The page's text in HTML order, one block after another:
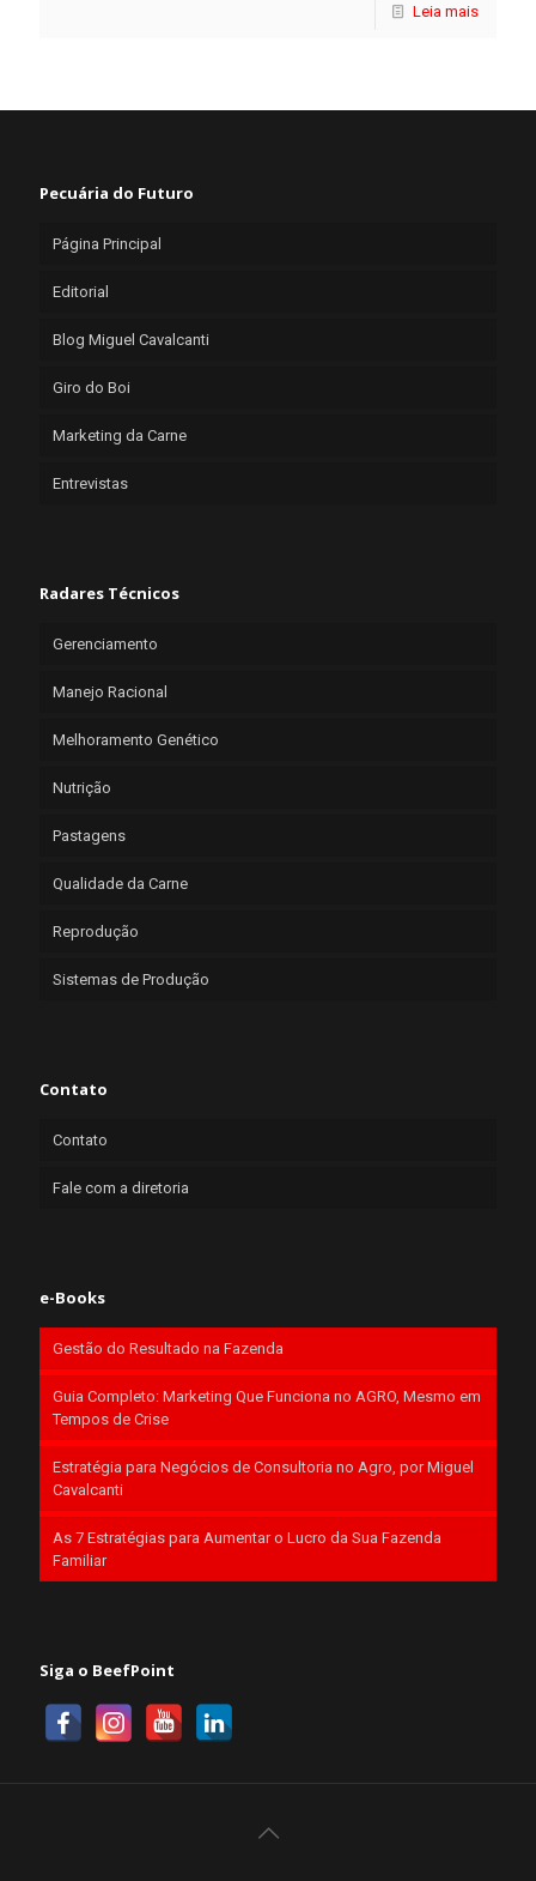
Leia mais
Pecuária do Futuro
Página Principal
Editorial
Blog Miguel Cavalcanti
Giro do Boi
Marketing da Carne
Entrevistas
Radares Técnicos
Gerenciamento
Manejo Racional
Melhoramento Genético
Nutrição
Pastagens
Qualidade da Carne
Reprodução
Sistemas de Produção
Contato
Contato
Fale com a diretoria
e-Books
Gestão do Resultado na Fazenda
Guia Completo: Marketing Que Funciona no AGRO, Mesmo em
Tempos de Crise
Estratégia para Negócios de Consultoria no Agro, por Miguel
Cavalcanti
As 7 Estratégias para Aumentar o Lucro da Sua Fazenda
Familiar
Siga o BeefPoint